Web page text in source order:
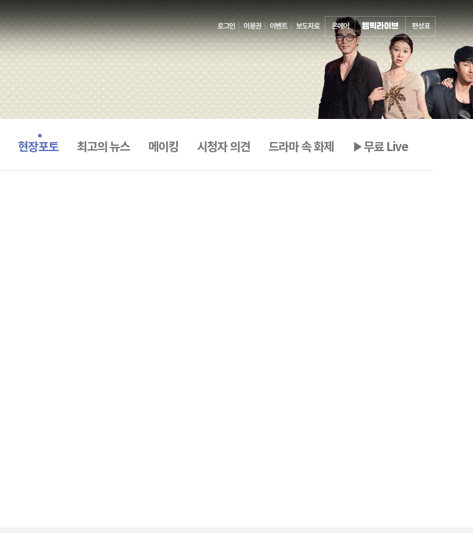
로그인 이용권 이벤트 보도자료 온에어 편성표
현장포토 최고의 뉴스 메이킹 시청자 의견 드라마 속 화제 ▶무료 Live